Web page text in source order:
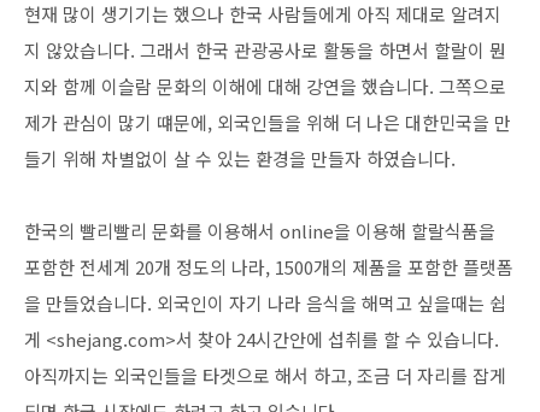
현재 많이 생기기는 했으나 한국 사람들에게 아직 제대로 알려지
지 않았습니다. 그래서 한국 관광공사로 활동을 하면서 할랄이 뭔
지와 함께 이슬람 문화의 이해에 대해 강연을 했습니다. 그쪽으로
제가 관심이 많기 떄문에, 외국인들을 위해 더 나은 대한민국을 만
들기 위해 차별없이 살 수 있는 환경을 만들자 하였습니다.
한국의 빨리빨리 문화를 이용해서 online을 이용해 할랄식품을
포함한 전세계 20개 정도의 나라, 1500개의 제품을 포함한 플랫폼
을 만들었습니다. 외국인이 자기 나라 음식을 해먹고 싶을때는 쉽
게 <shejang.com>서 찾아 24시간안에 섭취를 할 수 있습니다.
아직까지는 외국인들을 타겟으로 해서 하고, 조금 더 자리를 잡게